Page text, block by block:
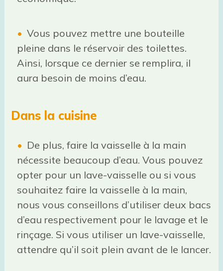
Vous pouvez mettre une bouteille
pleine dans le réservoir des toilettes.
Ainsi, lorsque ce dernier se remplira, il
aura besoin de moins d’eau.
Dans la cuisine
De plus, faire la vaisselle à la main
nécessite beaucoup d’eau. Vous pouvez
opter pour un lave-vaisselle ou si vous
souhaitez faire la vaisselle à la main,
nous vous conseillons d’utiliser deux bacs
d’eau respectivement pour le lavage et le
rinçage. Si vous utiliser un lave-vaisselle,
attendre qu’il soit plein avant de le lancer.